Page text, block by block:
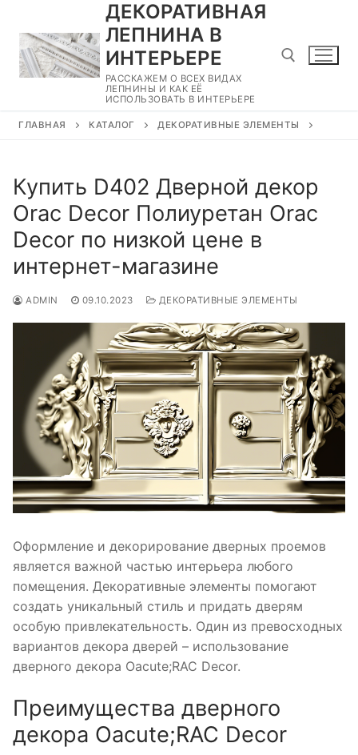
содержимому
ДЕКОРАТИВНАЯ
ЛЕПНИНА В
ИНТЕРЬЕРЕ
РАССКАЖЕМ О ВСЕХ ВИДАХ
ЛЕПНИНЫ И КАК ЕЁ
ИСПОЛЬЗОВАТЬ В ИНТЕРЬЕРЕ
Найти:
ГЛАВНАЯ КАТАЛОГ ДЕКОРАТИВНЫЕ ЭЛЕМЕНТЫ
Купить D402 Дверной декор
Orac Decor Полиуретан Orac
Decor по низкой цене в
интернет-магазине
ADMIN 09.10.2023 ДЕКОРАТИВНЫЕ ЭЛЕМЕНТЫ
Оформление и декорирование дверных проемов
является важной частью интерьера любого
помещения. Декоративные элементы помогают
создать уникальный стиль и придать дверям
особую привлекательность. Один из превосходных
вариантов декора дверей – использование
дверного декора Oacute;RAC Decor.
Преимущества дверного
декора Oacute;RAC Decor